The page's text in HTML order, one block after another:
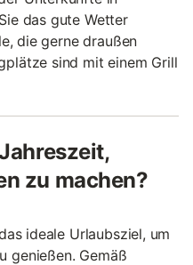
das gute Wetter
die gerne draußen
sind mit einem Grill
zu machen?
ideale Urlaubsziel, um
genießen. Gemäß